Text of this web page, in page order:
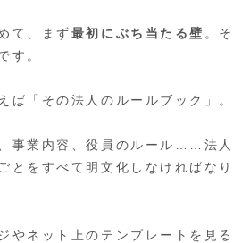
て、まず最初にぶち当たる壁 。そ
す。
ば「その法人のルールブック」。
事業内容、役員のルール……法人
とをすべて明文化しなければなり
やネット上のテンプレートを見る